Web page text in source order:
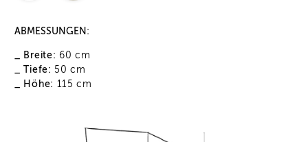
ABMESSUNGEN:
_ Breite: 60 cm
_ Tiefe: 50 cm
_ Höhe: 115 cm